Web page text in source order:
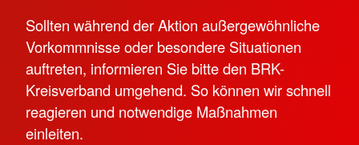
Sollten während der Aktion außergewöhnliche
Vorkommnisse oder besondere Situationen
auftreten, informieren Sie bitte den BRK-
Kreisverband umgehend. So können wir schnell
reagieren und notwendige Maßnahmen
einleiten.